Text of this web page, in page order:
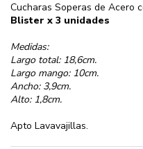
Cucharas Soperas de Acero
Blister x 3 unidades
Medidas:
Largo total: 18,6cm.
Largo mango: 10cm.
Ancho: 3,9cm.
Alto: 1,8cm.
Apto Lavavajillas.